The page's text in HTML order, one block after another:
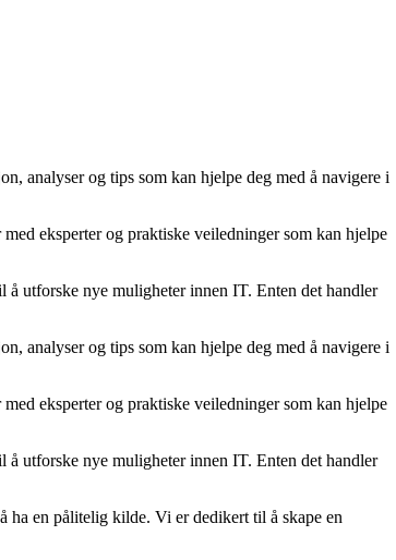
analyser og tips som kan hjelpe deg med å navigere i
eksperter og praktiske veiledninger som kan hjelpe
å utforske nye muligheter innen IT. Enten det handler
analyser og tips som kan hjelpe deg med å navigere i
eksperter og praktiske veiledninger som kan hjelpe
å utforske nye muligheter innen IT. Enten det handler
ha en pålitelig kilde. Vi er dedikert til å skape en